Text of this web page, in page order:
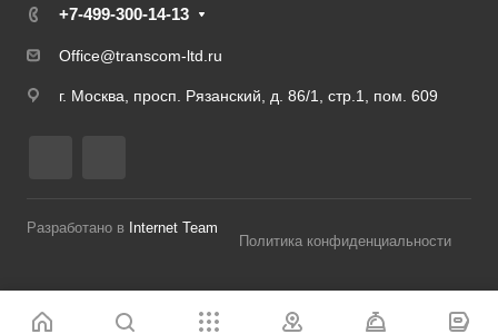
+7-499-300-14-13
Office@transcom-ltd.ru
г. Москва, просп. Рязанский, д. 86/1, стр.1, пом. 609
Разработано в
Internet Team
Политика конфиденциальности